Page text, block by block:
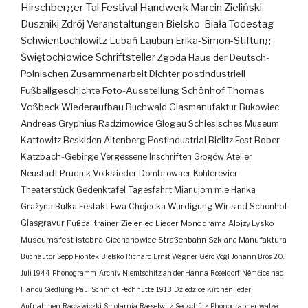
Hirschberger Tal Festival Handwerk Marcin Zieliński
Duszniki Zdrój Veranstaltungen Bielsko-Biała Todestag
Schwientochlowitz Lubań Lauban Erika-Simon-Stiftung
Świętochłowice SchriftstellerZgoda Haus der Deutsch-
Polnischen ZusammenarbeitDichterpostindustriell
Fußballgeschichte Foto-AusstellungSchönhofThomas
VoßbeckWiederaufbau Buchwald Glasmanufaktur Bukowiec
Andreas Gryphius Radzimowice Glogau Schlesisches Museum
Kattowitz Beskiden Altenberg Postindustrial Bielitz Fest Bober-
Katzbach-Gebirge Vergessene Inschriften Głogów Atelier
Neustadt Prudnik Volkslieder Dombrowaer Kohlerevier
Theaterstück Gedenktafel Tagesfahrt Mianujom mie Hanka
Grażyna Bułka Festakt Ewa Chojecka Würdigung Wir sind Schönhof
Glasgravur Fußballtrainer Zieleniec Lieder Monodrama Alojzy Lysko
Museumsfest Istebna Ciechanowice Straßenbahn Szklana Manufaktura
Buchautor Sepp Piontek Bielsko Richard Ernst Wagner Gero Vogl Johann Bros 20.
Juli 1944 Phonogramm-Archiv Niemtschitz an der Hanna Roseldorf Némčice nad
Hanou Siedlung Paul Schmidt Pechhütte 1913 Dziedzice Kirchenlieder
Aufnahmen Racławiczki Smolarnia Rasselwitz Sedschütz Phonographenwalze